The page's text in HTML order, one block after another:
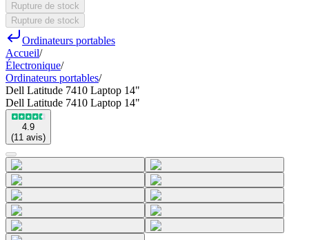
Rupture de stock
Rupture de stock
Ordinateurs portables
Accueil/
Électronique/
Ordinateurs portables/
Dell Latitude 7410 Laptop 14"
Dell Latitude 7410 Laptop 14"
4.9
(11 avis)